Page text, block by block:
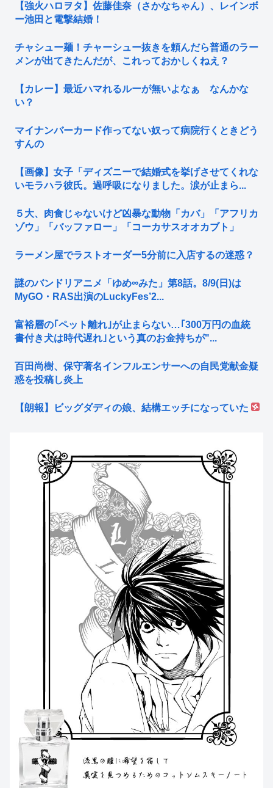
【強火ハロヲタ】佐藤佳奈（さかなちゃん）、レインボ
ー池田と電撃結婚！
チャシュー麺！チャーシュー抜きを頼んだら普通のラー
メンが出てきたんだが、これっておかしくねえ？
【カレー】最近ハマれるルーが無いよなぁ なんかな
い？
マイナンバーカード作ってない奴って病院行くときどう
すんの
【画像】女子「ディズニーで結婚式を挙げさせてくれな
いモラハラ彼氏。過呼吸になりました。涙が止まら...
５大、肉食じゃないけど凶暴な動物「カバ」「アフリカ
ゾウ」「バッファロー」「コーカサスオオカブト」
ラーメン屋でラストオーダー5分前に入店するの迷惑？
謎のバンドリアニメ「ゆめ∞みた」第8話。8/9(日)は
MyGO・RAS出演のLuckyFes’2...
富裕層の｢ペット離れ｣が止まらない…｢300万円の血統
書付き犬は時代遅れ｣という真のお金持ちが"...
百田尚樹、保守著名インフルエンサーへの自民党献金疑
惑を投稿し炎上
【朗報】ビッグダディの娘、結構エッチになっていた